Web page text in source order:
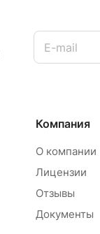
Компания
О компании
Лицензии
Отзывы
Документы